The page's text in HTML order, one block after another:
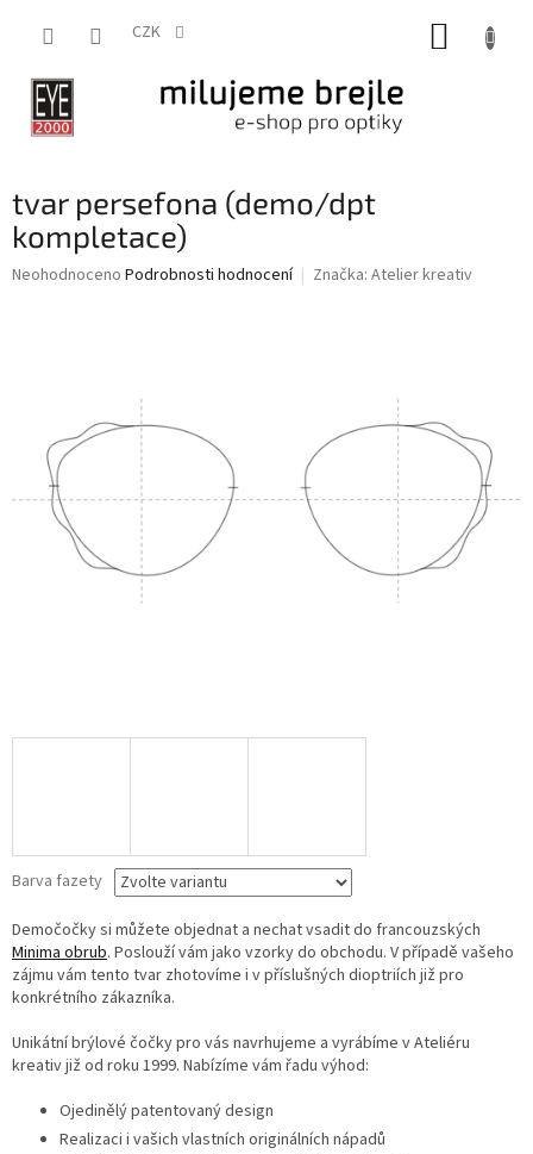
CZK
tvar persefona (demo/dpt
kompletace)
Průměrné
hvězdiček.
Neohodnoceno Podrobnosti hodnocení Značka: Atelier kreativ
Barva fazety
Demočočky si můžete objednat a nechat vsadit do francouzských
Minima obrub. Poslouží vám jako vzorky do obchodu. V případě vašeho
zájmu vám tento tvar zhotovíme i v příslušných dioptriích již pro
konkrétního zákazníka.
Unikátní brýlové čočky pro vás navrhujeme a vyrábíme v Ateliéru
kreativ již od roku 1999. Nabízíme vám řadu výhod:
Ojedinělý patentovaný design
Realizaci i vašich vlastních originálních nápadů